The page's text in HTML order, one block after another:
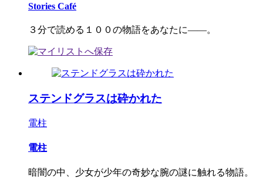
Stories Café
３分で読める１００の物語をあなたに――。
ステンドグラスは砕かれた
電柱
電柱
暗闇の中、少女が少年の奇妙な腕の謎に触れる物語。